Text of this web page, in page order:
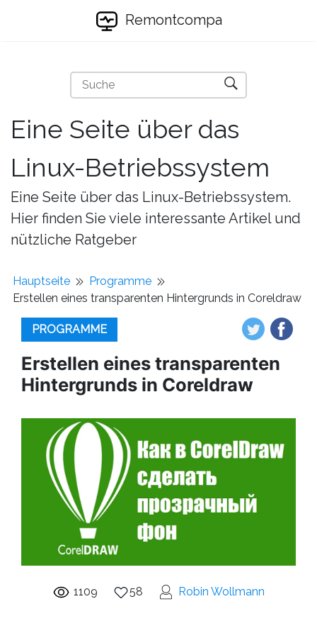
Remontcompa
Eine Seite über das
Linux-Betriebssystem
Eine Seite über das Linux-Betriebssystem.
Hier finden Sie viele interessante Artikel und
nützliche Ratgeber
Hauptseite
Programme
Erstellen eines transparenten Hintergrunds in Coreldraw
PROGRAMME
Erstellen eines transparenten
Hintergrunds in Coreldraw
1109 58 Robin Wollmann